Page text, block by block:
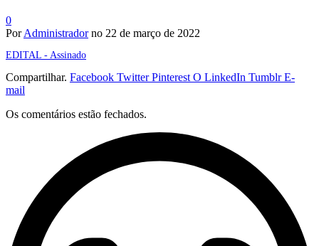
0
PorAdministrador no 22 de março de 2022
EDITAL - Assinado
Compartilhar. Facebook Twitter Pinterest O LinkedIn Tumblr E-
mail
Os comentários estão fechados.